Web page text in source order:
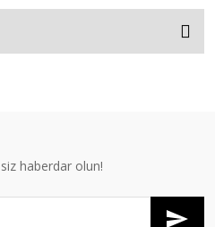
haberdar olun!